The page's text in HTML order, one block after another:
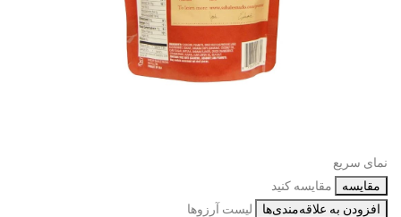
نمای سریع
مقایسه
مقایسه کنید
افزودن به علاقه‌مندی‌ها
لیست آرزوها